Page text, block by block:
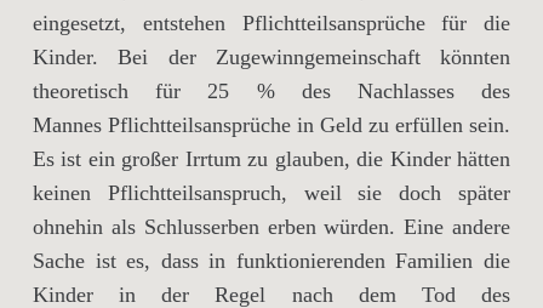
eingesetzt, entstehen Pflichtteilsansprüche für die
Kinder. Bei der Zugewinngemeinschaft könnten
theoretisch für 25 % des Nachlasses des
Mannes Pflichtteilsansprüche in Geld zu erfüllen sein.
Es ist ein großer Irrtum zu glauben, die Kinder hätten
keinen Pflichtteilsanspruch, weil sie doch später
ohnehin als Schlusserben erben würden. Eine andere
Sache ist es, dass in funktionierenden Familien die
Kinder in der Regel nach dem Tod des